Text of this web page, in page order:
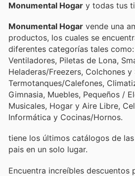
Monumental Hogar y todas tus
Monumental Hogar vende una
productos, los cuales se
diferentes categorías tales
Ventiladores, Piletas de Lona,
Heladeras/Freezers, Colchones y
Termotanques/Calefones,
Gimnasia, Muebles, Pequeños /
Musicales, Hogar y Aire Libre,
Informática y Cocinas/Hornos.
tiene los últimos catálogos de
pais en un solo lugar.
Encuentra increíbles descuentos